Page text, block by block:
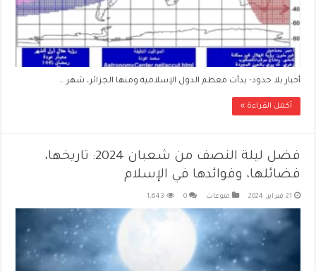
أخبار بلا حدود- بدأت معظم الدول الإسلامية ومنها الجزائر، شهر …
أكمل القراءة »
فضل ليلة النصف من شعبان 2024: تاريخها،
فضائلها، وفوائدها في الإسلام
21 فبراير، 2024 منوعات 0
1,643